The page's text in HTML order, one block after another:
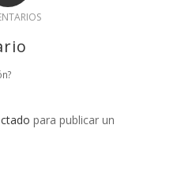
para publicar un